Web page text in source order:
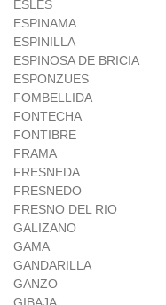
ESLES
ESPINAMA
ESPINILLA
ESPINOSA DE BRICIA
ESPONZUES
FOMBELLIDA
FONTECHA
FONTIBRE
FRAMA
FRESNEDA
FRESNEDO
FRESNO DEL RIO
GALIZANO
GAMA
GANDARILLA
GANZO